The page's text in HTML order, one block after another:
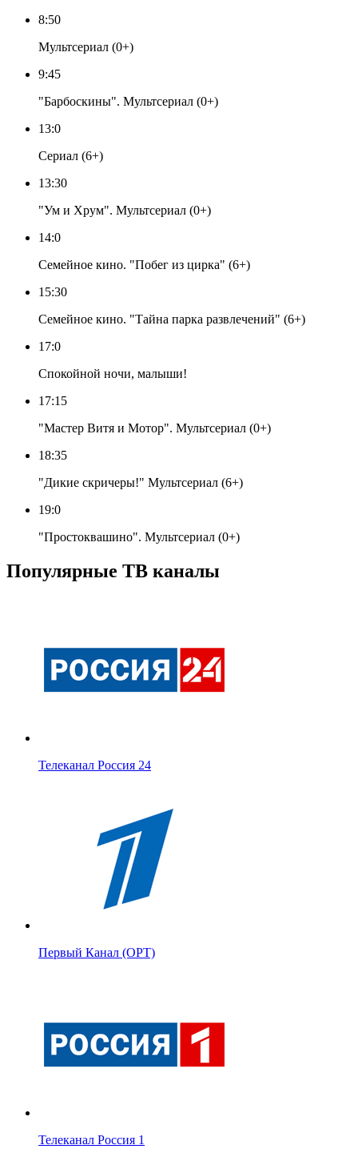
8:50
Мультсериал (0+)
9:45
"Барбоскины". Мультсериал (0+)
13:0
Сериал (6+)
13:30
"Ум и Хрум". Мультсериал (0+)
14:0
Семейное кино. "Побег из цирка" (6+)
15:30
Семейное кино. "Тайна парка развлечений" (6+)
17:0
Спокойной ночи, малыши!
17:15
"Мастер Витя и Мотор". Мультсериал (0+)
18:35
"Дикие скричеры!" Мультсериал (6+)
19:0
"Простоквашино". Мультсериал (0+)
Популярные ТВ каналы
Телеканал Россия 24
Первый Канал (ОРТ)
Телеканал Россия 1